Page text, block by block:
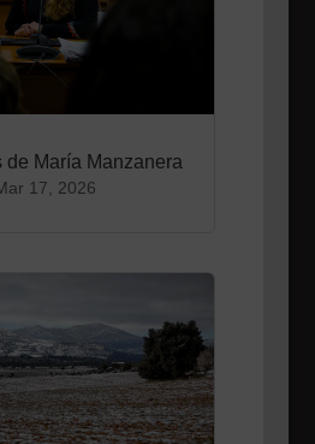
de María Manzanera
17, 2026